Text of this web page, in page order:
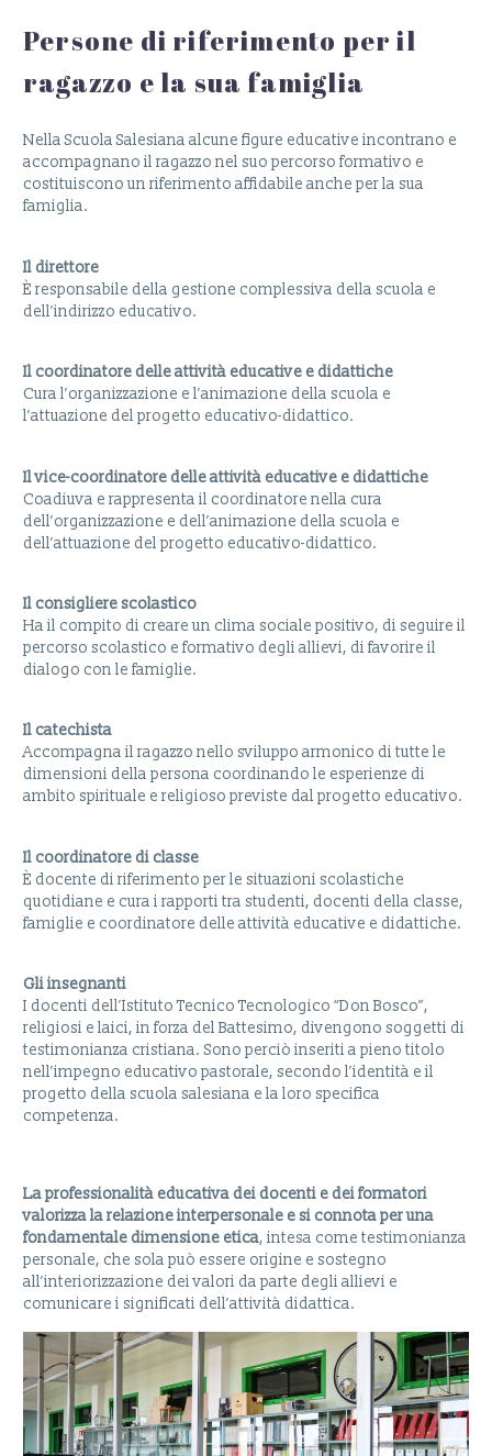
Persone di riferimento per il
ragazzo e la sua famiglia
Nella Scuola Salesiana alcune figure educative incontrano e
accompagnano il ragazzo nel suo percorso formativo e
costituiscono un riferimento affidabile anche per la sua
famiglia.
Il direttore
È responsabile della gestione complessiva della scuola e
dell’indirizzo educativo.
Il coordinatore delle attività educative e didattiche
Cura l’organizzazione e l’animazione della scuola e
l’attuazione del progetto educativo-didattico.
Il vice-coordinatore delle attività educative e didattiche
Coadiuva e rappresenta il coordinatore nella cura
dell’organizzazione e dell’animazione della scuola e
dell’attuazione del progetto educativo-didattico.
Il consigliere scolastico
Ha il compito di creare un clima sociale positivo, di seguire il
percorso scolastico e formativo degli allievi, di favorire il
dialogo con le famiglie.
Il catechista
Accompagna il ragazzo nello sviluppo armonico di tutte le
dimensioni della persona coordinando le esperienze di
ambito spirituale e religioso previste dal progetto educativo.
Il coordinatore di classe
È docente di riferimento per le situazioni scolastiche
quotidiane e cura i rapporti tra studenti, docenti della classe,
famiglie e coordinatore delle attività educative e didattiche.
Gli insegnanti
I docenti dell’Istituto Tecnico Tecnologico “Don Bosco”,
religiosi e laici, in forza del Battesimo, divengono soggetti di
testimonianza cristiana. Sono perciò inseriti a pieno titolo
nell’impegno educativo pastorale, secondo l’identità e il
progetto della scuola salesiana e la loro specifica
competenza.
La professionalità educativa dei docenti e dei formatori
valorizza la relazione interpersonale e si connota per una
fondamentale dimensione etica, intesa come testimonianza
personale, che sola può essere origine e sostegno
all’interiorizzazione dei valori da parte degli allievi e
comunicare i significati dell’attività didattica.